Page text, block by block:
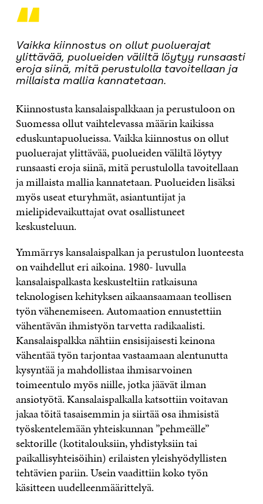
“
Vaikka kiinnostus on ollut puoluerajat
ylittävää, puolueiden väliltä löytyy runsaasti
eroja siinä, mitä perustulolla tavoitellaan ja
millaista mallia kannatetaan.
Kiinnostusta kansalaispalkkaan ja perustuloon on
Suomessa ollut vaihtelevassa määrin kaikissa
eduskuntapuolueissa. Vaikka kiinnostus on ollut
puoluerajat ylittävää, puolueiden väliltä löytyy
runsaasti eroja siinä, mitä perustulolla tavoitellaan
ja millaista mallia kannatetaan. Puolueiden lisäksi
myös useat eturyhmät, asiantuntijat ja
mielipidevaikuttajat ovat osallistuneet
keskusteluun.
Ymmärrys kansalaispalkan ja perustulon luonteesta
on vaihdellut eri aikoina. 1980- luvulla
kansalaispalkasta keskusteltiin ratkaisuna
teknologisen kehityksen aikaansaamaan teollisen
työn vähenemiseen. Automaation ennustettiin
vähentävän ihmistyön tarvetta radikaalisti.
Kansalaispalkka nähtiin ensisijaisesti keinona
vähentää työn tarjontaa vastaamaan alentunutta
kysyntää ja mahdollistaa ihmisarvoinen
toimeentulo myös niille, jotka jäävät ilman
ansiotyötä. Kansalaispalkalla katsottiin voitavan
jakaa töitä tasaisemmin ja siirtää osa ihmisistä
työskentelemään yhteiskunnan ”pehmeälle”
sektorille (kotitalouksiin, yhdistyksiin tai
paikallisyhteisöihin) erilaisten yleishyödyllisten
tehtävien pariin. Usein vaadittiin koko työn
käsitteen uudelleenmäärittelyä.